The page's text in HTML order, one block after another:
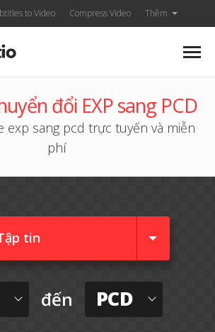
to Video Compress Video Thêm
đổi EXP sang PCD
exp sang pcd trực tuyến và miễn
phí
tin
đến PCD